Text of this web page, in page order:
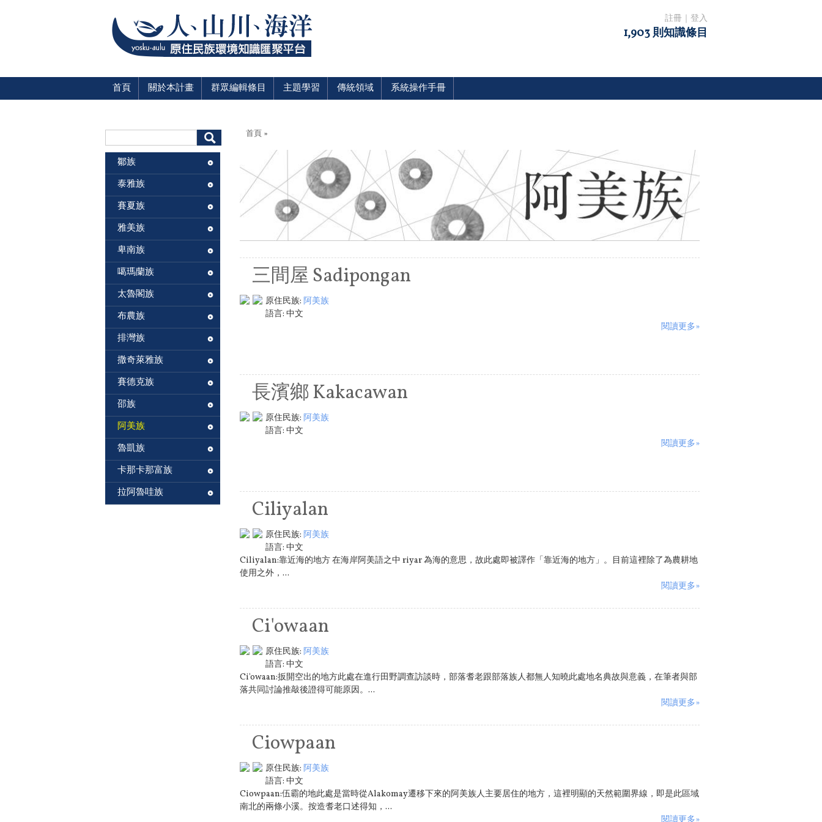
註冊 登入
1,903 則知識條目
首頁 關於本計畫 群眾編輯條目 主題學習 傳統領域 系統操作手冊
您在這裡
首頁 »
三間屋 Sadipongan
原住民族: 阿美族
語言: 中文
閱讀更多»
長濱鄉 Kakacawan
原住民族: 阿美族
語言: 中文
閱讀更多»
Ciliyalan
原住民族: 阿美族
語言: 中文
Ciliyalan:靠近海的地方 在海岸阿美語之中 riyar 為海的意思，故此處即被譯作「靠近海的地方」。目前這裡除了為農耕地
使用之外，...
閱讀更多»
Ci'owaan
原住民族: 阿美族
語言: 中文
Ci'owaan:扳開空出的地方此處在進行田野調查訪談時，部落耆老跟部落族人都無人知曉此處地名典故與意義，在筆者與部
落共同討論推敲後證得可能原因。...
閱讀更多»
Ciowpaan
原住民族: 阿美族
語言: 中文
Ciowpaan:伍霸的地此處是當時從Alakomay遷移下來的阿美族人主要居住的地方，這裡明顯的天然範圍界線，即是此區域
南北的兩條小溪。按造耆老口述得知，...
鄒族
泰雅族
賽夏族
雅美族
卑南族
噶瑪蘭族
太魯閣族
布農族
排灣族
撒奇萊雅族
賽德克族
邵族
阿美族
魯凱族
卡那卡那富族
拉阿魯哇族